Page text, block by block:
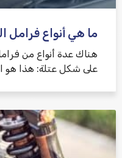
ما هي أنواع فرامل
هناك عدة أنواع من
على شكل عتلة: هذا هو